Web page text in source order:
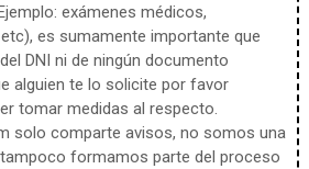
exámenes médicos,
es sumamente importante que
DNI ni de ningún documento
alguien te lo solicite por favor
tomar medidas al respecto.
solo comparte avisos, no somos una
formamos parte del proceso